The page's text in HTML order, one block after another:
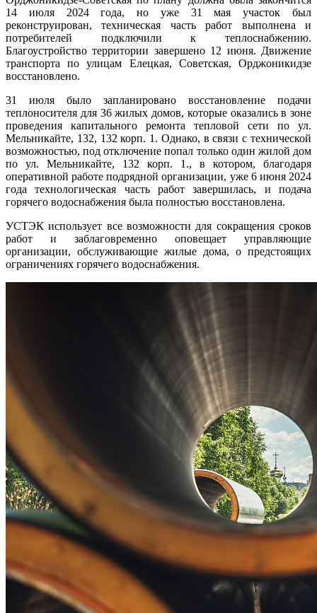
14 июля 2024 года, но уже 31 мая участок был
реконструирован, техническая часть работ выполнена и
потребителей подключили к теплоснабжению.
Благоустройство территории завершено 12 июня. Движение
транспорта по улицам Елецкая, Советская, Орджоникидзе
восстановлено.
31 июля было запланировано восстановление подачи
теплоносителя для 36 жилых домов, которые оказались в зоне
проведения капитального ремонта тепловой сети по ул.
Мельникайте, 132, 132 корп. 1. Однако, в связи с технической
возможностью, под отключение попал только один жилой дом
по ул. Мельникайте, 132 корп. 1., в котором, благодаря
оперативной работе подрядной организации, уже 6 июня 2024
года технологическая часть работ завершилась, и подача
горячего водоснабжения была полностью восстановлена.
УСТЭК использует все возможности для сокращения сроков
работ и заблаговременно оповещает управляющие
организации, обслуживающие жилые дома, о предстоящих
ограничениях горячего водоснабжения.